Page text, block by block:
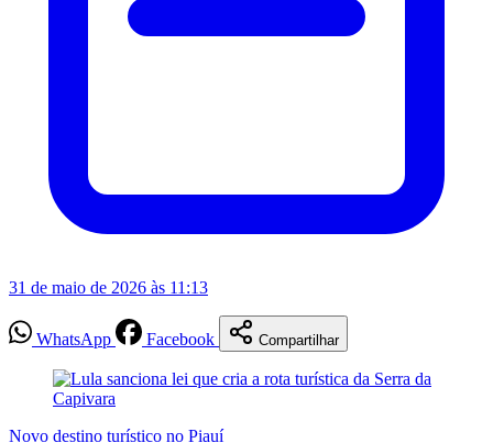
31 de maio de 2026 às 11:13
WhatsApp Facebook Compartilhar
Novo destino turístico no Piauí